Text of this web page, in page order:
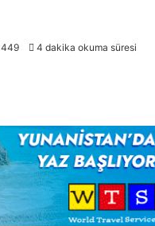
449 4 dakika okuma süresi